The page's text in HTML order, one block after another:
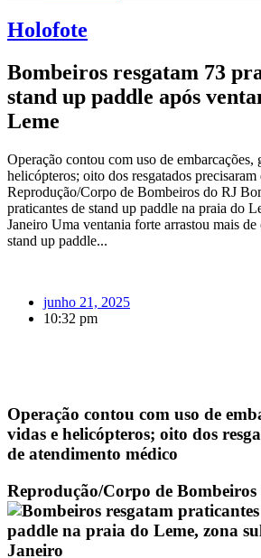
Holofote
Bombeiros resgatam 73
stand up paddle após
Leme
Operação contou com uso de embarcações,
helicópteros; oito dos resgatados
Reprodução/Corpo de Bombeiros do RJ
praticantes de stand up paddle na praia do
Janeiro Uma ventania forte arrastou mais de
stand up paddle...
junho 21, 2025
10:32 pm
Operação contou com uso de
vidas e helicópteros; oito dos
de atendimento médico
Reprodução/Corpo de Bombeiros